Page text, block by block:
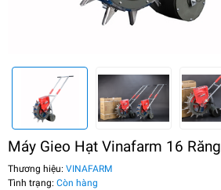
Máy Gieo Hạt Vinafarm 16
Thương hiệu: VINAFARM
Tình trạng: Còn hàng